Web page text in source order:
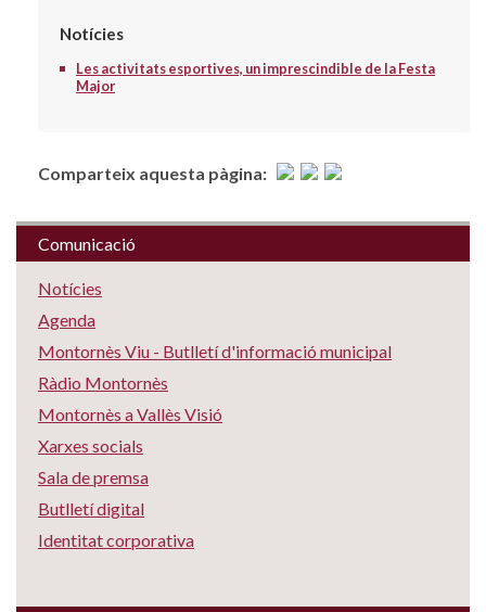
Notícies
Les activitats esportives, un imprescindible de la Festa
Major
Comparteix aquesta pàgina:
Comunicació
Notícies
Agenda
Montornès Viu - Butlletí d'informació municipal
Ràdio Montornès
Montornès a Vallès Visió
Xarxes socials
Sala de premsa
Butlletí digital
Identitat corporativa